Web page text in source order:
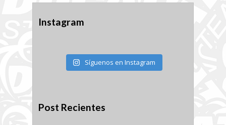
Instagram
Síguenos en Instagram
Post Recientes